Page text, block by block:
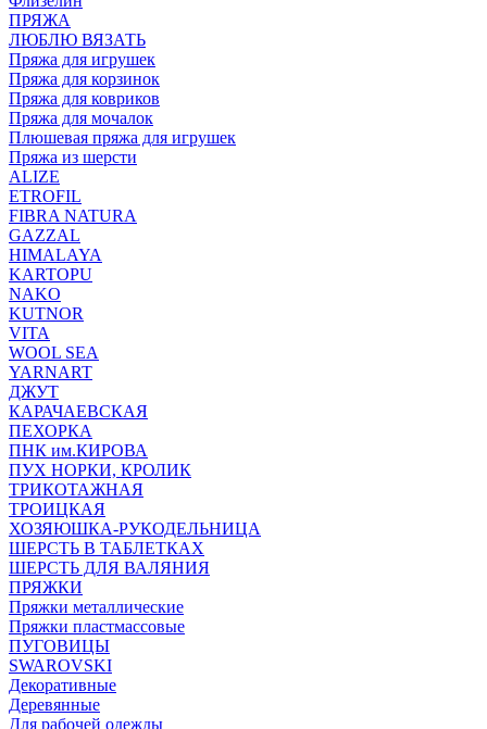
ПРЯЖА
ЛЮБЛЮ ВЯЗАТЬ
Пряжа для игрушек
Пряжа для корзинок
Пряжа для ковриков
Пряжа для мочалок
Плюшевая пряжа для игрушек
Пряжа из шерсти
ALIZE
ETROFIL
FIBRA NATURA
GAZZAL
HIMALAYA
KARTOPU
NAKO
KUTNOR
VITA
WOOL SEA
YARNART
ДЖУТ
КАРАЧАЕВСКАЯ
ПЕХОРКА
ПНК им.КИРОВА
ПУХ НОРКИ, КРОЛИК
ТРИКОТАЖНАЯ
ТРОИЦКАЯ
ХОЗЯЮШКА-РУКОДЕЛЬНИЦА
ШЕРСТЬ В ТАБЛЕТКАХ
ШЕРСТЬ ДЛЯ ВАЛЯНИЯ
ПРЯЖКИ
Пряжки металлические
Пряжки пластмассовые
ПУГОВИЦЫ
SWAROVSKI
Декоративные
Деревянные
Для рабочей одежды